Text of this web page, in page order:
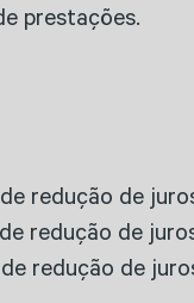
prestações.
de redução de
de redução de
de redução de